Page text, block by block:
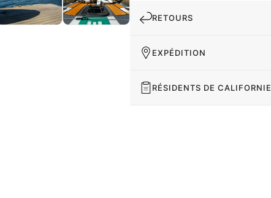
RETOURS
EXPÉDITION
RÉSIDENTS DE CALIFORNIE